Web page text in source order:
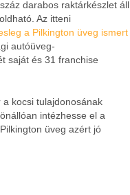
darabos raktárkészlet áll
Az itteni
a Pilkington üveg ismert
autóüveg-
saját és 31 franchise
kocsi tulajdonosának
intézhesse el a
üveg azért jó